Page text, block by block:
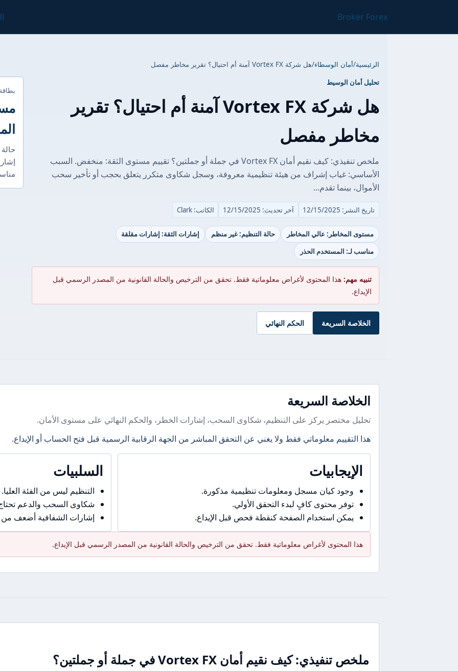
Broker Forex
الرئيسية/أمان الوسطاء/هل شركة Vortex FX آمنة أم احتيال؟ تقرير مخاطر مفصل
تحليل أمان الوسيط
هل شركة Vortex FX آمنة أم احتيال؟ تقرير
مخاطر مفصل
ملخص تنفيذي: كيف نقيم أمان Vortex FX في جملة أو جملتين؟ تقييم مستوى الثقة: منخفض. السبب
الأساسي: غياب إشراف من هيئة تنظيمية معروفة، وسجل شكاوى متكرر يتعلق بحجب أو تأخير سحب
الأموال، بينما تقدم...
تاريخ النشر: 12/15/2025 آخر تحديث: 12/15/2025 الكاتب: Clark
مستوى المخاطر: عالي المخاطر حالة التنظيم: غير منظم
إشارات الثقة: إشارات مقلقة
مناسب لـ: المستخدم الحذر
تنبيه مهم: هذا المحتوى لأغراض معلوماتية فقط. تحقق من الترخيص والحالة القانونية من المصدر الرسمي قبل
الإيداع.
الخلاصة السريعة الحكم النهائي
الخلاصة السريعة
تحليل مختصر يركز على التنظيم، شكاوى السحب، إشارات الخطر، والحكم النهائي على مستوى الأمان.
هذا التقييم معلوماتي فقط ولا يغني عن التحقق المباشر من الجهة الرقابية الرسمية قبل فتح الحساب أو الإيداع.
الإيجابيات
وجود كيان مسجل ومعلومات تنظيمية مذكورة.
توفر محتوى كافٍ لبدء التحقق الأولي.
يمكن استخدام الصفحة كنقطة فحص قبل الإيداع.
السلبيات
التنظيم ليس من الفئة العليا.
شكاوى السحب والدعم
إشارات الشفافية أضعف من
هذا المحتوى لأغراض معلوماتية فقط. تحقق من الترخيص والحالة القانونية من المصدر الرسمي قبل الإيداع.
ملخص تنفيذي: كيف نقيم أمان Vortex FX في جملة أو جملتين؟